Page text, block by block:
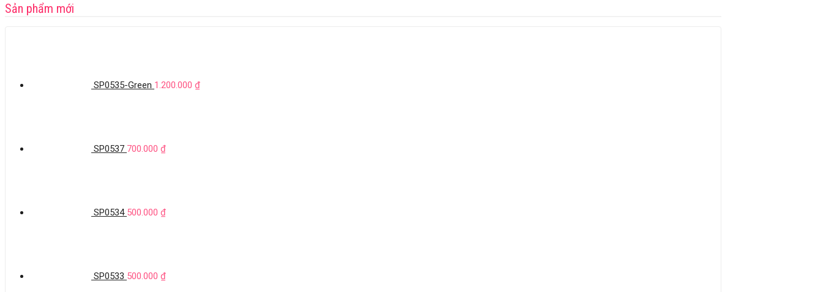
Sản phẩm mới
SP0535-Green 1.200.000 ₫
SP0537 700.000 ₫
SP0534 500.000 ₫
SP0533 500.000 ₫